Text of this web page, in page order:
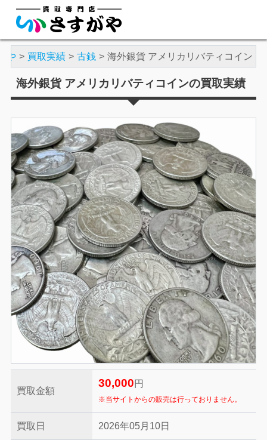
や 買取実績 古銭 海外銀貨 アメリカリバティコイン
海外銀貨 アメリカリバティコインの買取実績
買取金額
30,000 円
※当サイトからの販売は行っておりません。
買取日 2026年05月10日